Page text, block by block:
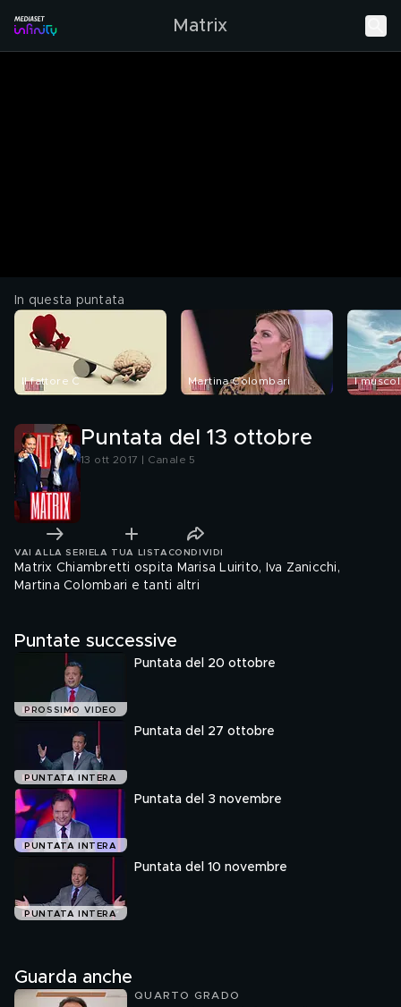
Matrix
In questa puntata
Il fattore C Martina Colombari I
Puntata del 13 ottobre
13 ott 2017 | Canale 5
VAI ALLA SERIE LA TUA LISTA CONDIVIDI
Matrix Chiambretti ospita Marisa Luirito, Iva Zanicchi,
Martina Colombari e tanti altri
Puntate successive
PROSSIMO VIDEO
Puntata del 20 ottobre
PUNTATA INTERA
Puntata del 27 ottobre
PUNTATA INTERA
Puntata del 3 novembre
PUNTATA INTERA
Puntata del 10 novembre
Guarda anche
QUARTO GRADO